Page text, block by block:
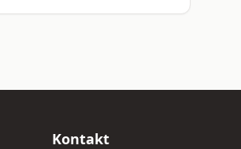
Kontakt